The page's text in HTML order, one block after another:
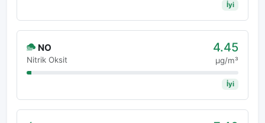
İyi
NO
Nitrik Oksit
4.45
μg/m³
İyi